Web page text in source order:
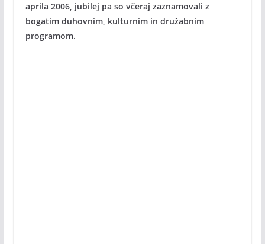
aprila 2006, jubilej pa so včeraj zaznamovali z
bogatim duhovnim, kulturnim in družabnim
programom.